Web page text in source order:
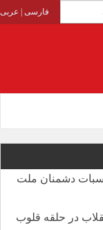
فارسی عربی
دشمنان ملت
در حلقه قلوب